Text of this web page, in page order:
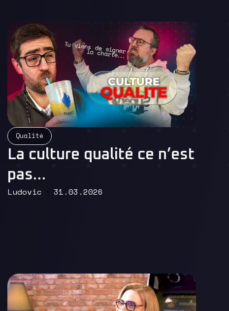
Qualité
La culture qualité ce n’est
pas…
Ludovic 31.03.2026
Read More